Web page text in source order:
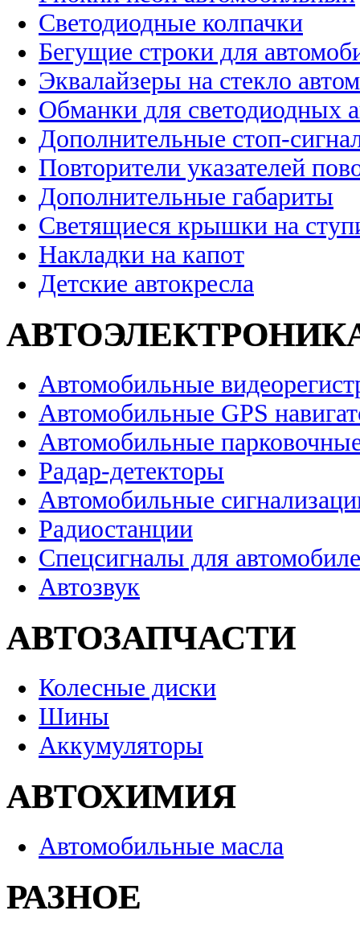
Светодиодные колпачки
Бегущие строки для
Эквалайзеры на стекло
Обманки для светодиодных
Дополнительные стоп-
Повторители указателей
Дополнительные габариты
Светящиеся крышки на
Накладки на капот
Детские автокресла
Автомобильные
Автомобильные GPS
Автомобильные
Радар-детекторы
Автомобильные
Радиостанции
Спецсигналы для
Автозвук
АВТОЗАПЧАСТИ
Колесные диски
Шины
Аккумуляторы
АВТОХИМИЯ
Автомобильные масла
РАЗНОЕ